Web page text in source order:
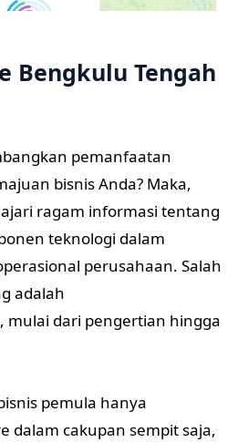
Bengkulu Tengah
pemanfaatan
bisnis Anda? Maka,
ragam informasi tentang
teknologi dalam
perusahaan. Salah
adalah
mulai dari pengertian hingga
pemula hanya
dalam cakupan sempit saja,